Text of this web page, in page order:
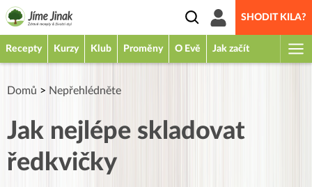
SHODIT KILA?
Recepty Kurzy Klub Proměny O Evě Jak začít
Domů > Nepřehlédněte
Jak nejlépe skladovat
ředkvičky